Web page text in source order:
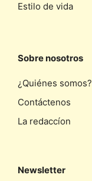
Estilo de vida
Sobre nosotros
¿Quiénes somos?
Contáctenos
La redaccíon
Newsletter